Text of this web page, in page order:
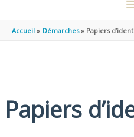
Accueil Démarches Papiers
Papiers